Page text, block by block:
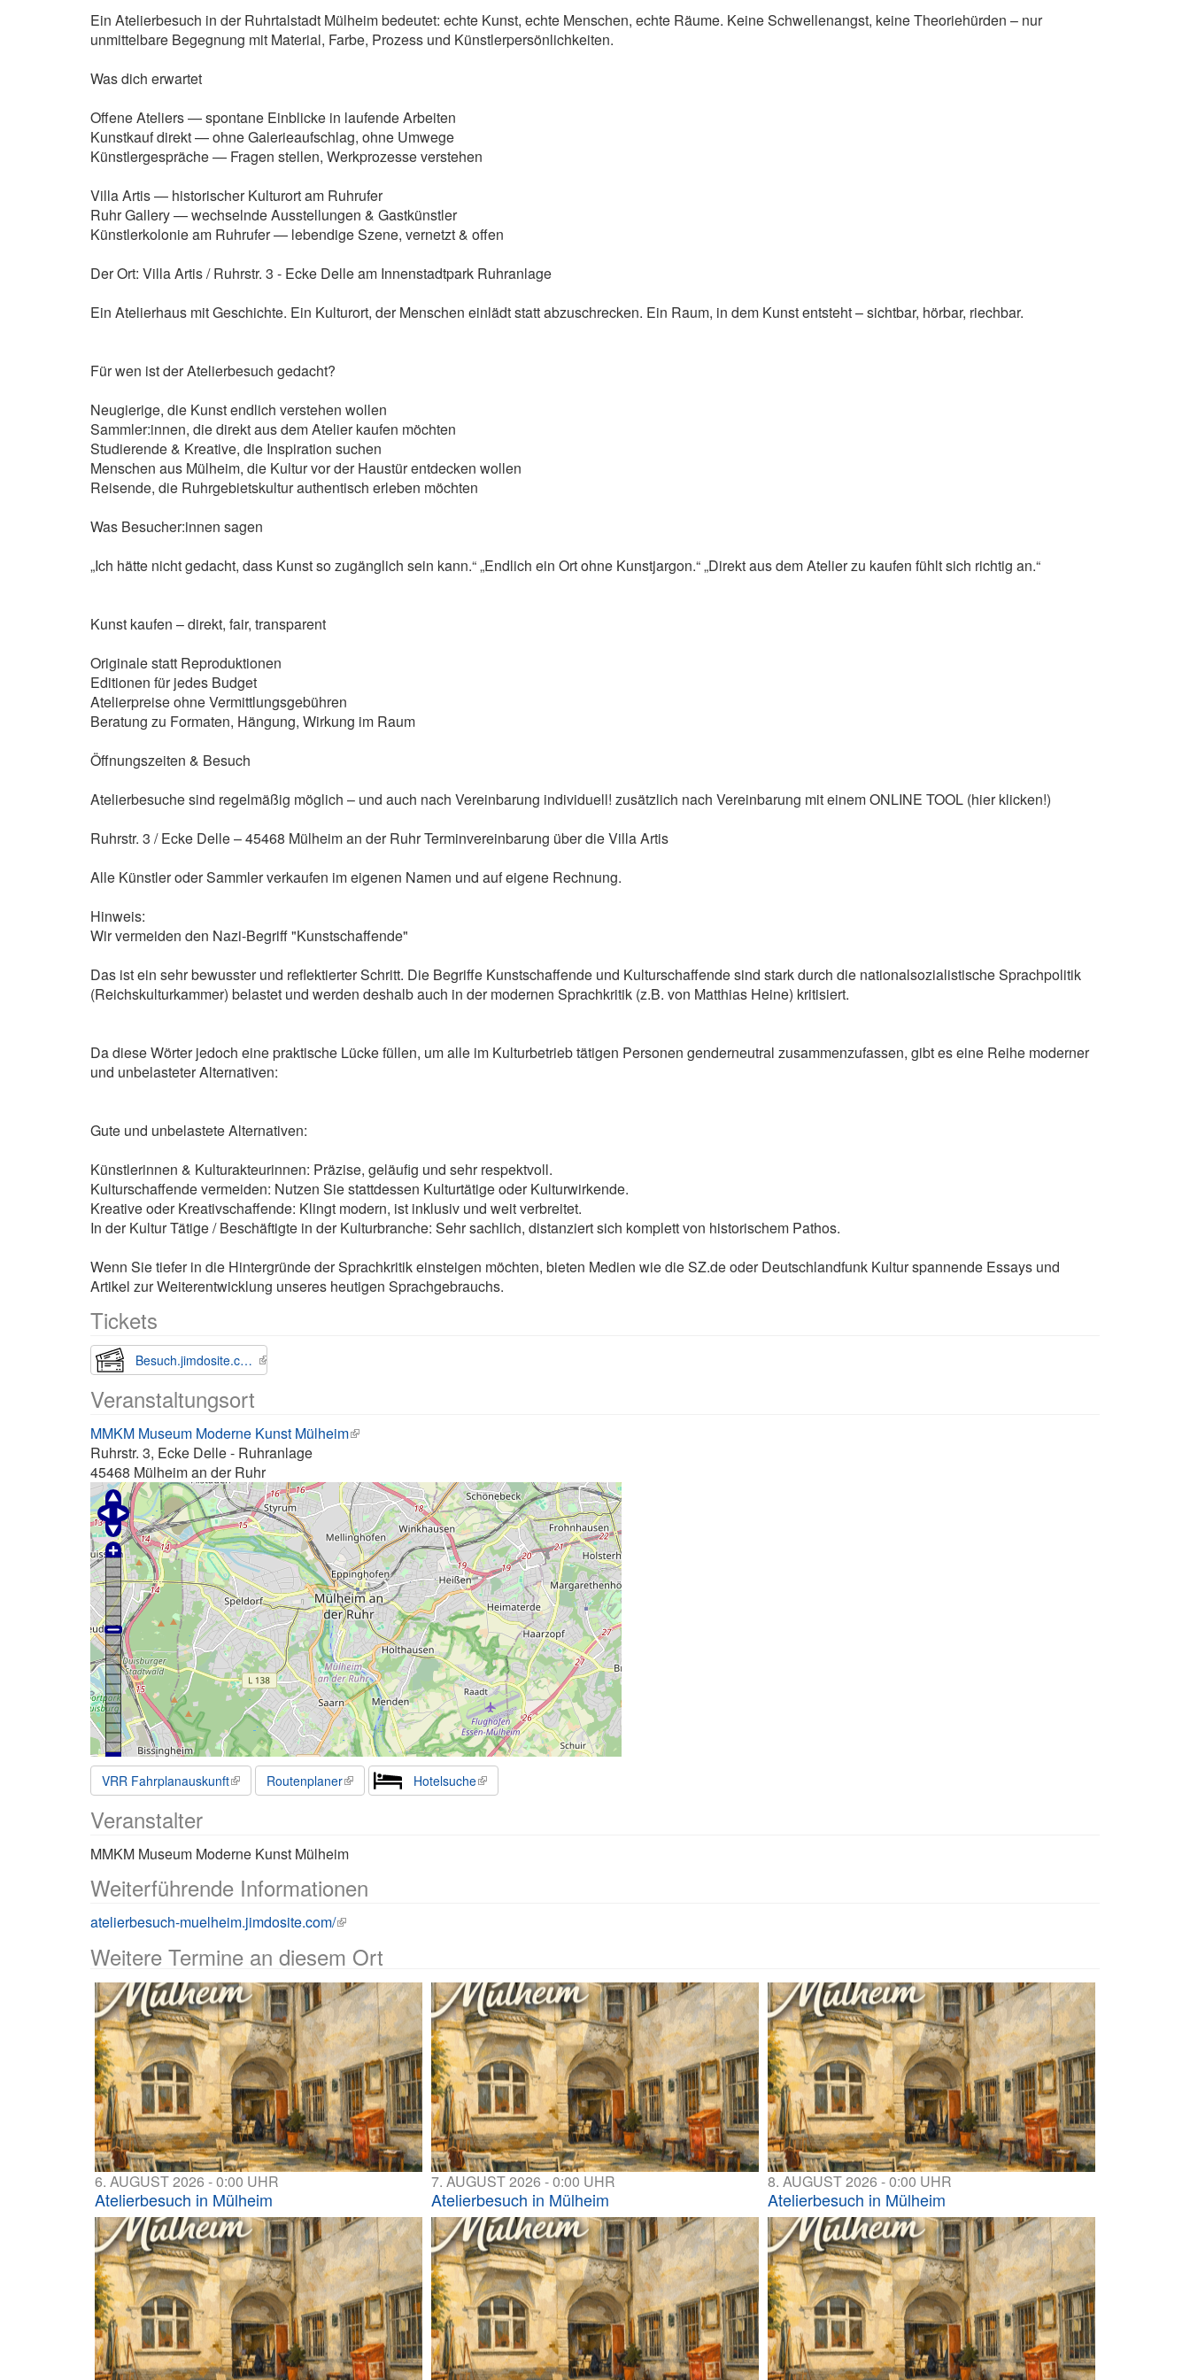
Ein Atelierbesuch in der Ruhrtalstadt Mülheim bedeutet: echte Kunst, echte Menschen, echte Räume. Keine Schwellenangst, keine Theoriehürden – nur
unmittelbare Begegnung mit Material, Farbe, Prozess und Künstlerpersönlichkeiten.
Was dich erwartet
Offene Ateliers — spontane Einblicke in laufende Arbeiten
Kunstkauf direkt — ohne Galerieaufschlag, ohne Umwege
Künstlergespräche — Fragen stellen, Werkprozesse verstehen
Villa Artis — historischer Kulturort am Ruhrufer
Ruhr Gallery — wechselnde Ausstellungen & Gastkünstler
Künstlerkolonie am Ruhrufer — lebendige Szene, vernetzt & offen
Der Ort: Villa Artis / Ruhrstr. 3 - Ecke Delle am Innenstadtpark Ruhranlage
Ein Atelierhaus mit Geschichte. Ein Kulturort, der Menschen einlädt statt abzuschrecken. Ein Raum, in dem Kunst entsteht – sichtbar, hörbar, riechbar.
Für wen ist der Atelierbesuch gedacht?
Neugierige, die Kunst endlich verstehen wollen
Sammler:innen, die direkt aus dem Atelier kaufen möchten
Studierende & Kreative, die Inspiration suchen
Menschen aus Mülheim, die Kultur vor der Haustür entdecken wollen
Reisende, die Ruhrgebietskultur authentisch erleben möchten
Was Besucher:innen sagen
„Ich hätte nicht gedacht, dass Kunst so zugänglich sein kann.“ „Endlich ein Ort ohne Kunstjargon.“ „Direkt aus dem Atelier zu kaufen fühlt sich richtig an.“
Kunst kaufen – direkt, fair, transparent
Originale statt Reproduktionen
Editionen für jedes Budget
Atelierpreise ohne Vermittlungsgebühren
Beratung zu Formaten, Hängung, Wirkung im Raum
Öffnungszeiten & Besuch
Atelierbesuche sind regelmäßig möglich – und auch nach Vereinbarung individuell! zusätzlich nach Vereinbarung mit einem ONLINE TOOL (hier klicken!)
Ruhrstr. 3 / Ecke Delle – 45468 Mülheim an der Ruhr Terminvereinbarung über die Villa Artis
Alle Künstler oder Sammler verkaufen im eigenen Namen und auf eigene Rechnung.
Hinweis:
Wir vermeiden den Nazi-Begriff "Kunstschaffende"
Das ist ein sehr bewusster und reflektierter Schritt. Die Begriffe Kunstschaffende und Kulturschaffende sind stark durch die nationalsozialistische Sprachpolitik
(Reichskulturkammer) belastet und werden deshalb auch in der modernen Sprachkritik (z.B. von Matthias Heine) kritisiert.
Da diese Wörter jedoch eine praktische Lücke füllen, um alle im Kulturbetrieb tätigen Personen genderneutral zusammenzufassen, gibt es eine Reihe moderner
und unbelasteter Alternativen:
Gute und unbelastete Alternativen:
Künstlerinnen & Kulturakteurinnen: Präzise, geläufig und sehr respektvoll.
Kulturschaffende vermeiden: Nutzen Sie stattdessen Kulturtätige oder Kulturwirkende.
Kreative oder Kreativschaffende: Klingt modern, ist inklusiv und weit verbreitet.
In der Kultur Tätige / Beschäftigte in der Kulturbranche: Sehr sachlich, distanziert sich komplett von historischem Pathos.
Wenn Sie tiefer in die Hintergründe der Sprachkritik einsteigen möchten, bieten Medien wie die SZ.de oder Deutschlandfunk Kultur spannende Essays und
Artikel zur Weiterentwicklung unseres heutigen Sprachgebrauchs.
Tickets
Besuch.jimdosite.com
Veranstaltungsort
MMKM Museum Moderne Kunst Mülheim
Ruhrstr. 3, Ecke Delle - Ruhranlage
45468 Mülheim an der Ruhr
VRR Fahrplanauskunft Routenplaner Hotelsuche
Veranstalter
MMKM Museum Moderne Kunst Mülheim
Weiterführende Informationen
atelierbesuch-muelheim.jimdosite.com/
Weitere Termine an diesem Ort
6. AUGUST 2026 - 0:00 UHR
Atelierbesuch in Mülheim
7. AUGUST 2026 - 0:00 UHR
Atelierbesuch in Mülheim
8. AUGUST 2026 - 0:00 UHR
Atelierbesuch in Mülheim